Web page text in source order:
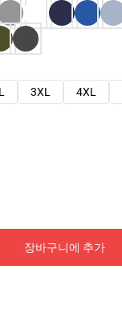
3XL 4XL
장바구니에 추가